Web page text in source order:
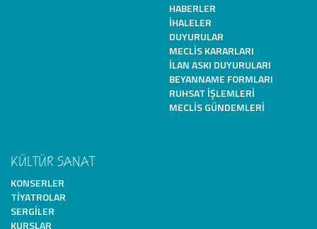
HABERLER
İHALELER
DUYURULAR
MECLIS KARARLARI
İLAN ASKI DUYURULARI
BEYANNAME FORMLARI
RUHSAT İŞLEMLERI
MECLIS GÜNDEMLERI
KÜLTÜR SANAT
KONSERLER
TIYATROLAR
SERGILER
KURSLAR